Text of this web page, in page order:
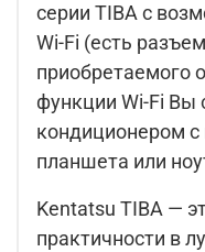
серии TIBA с
Wi-Fi (есть
приобретаемого
функции Wi-Fi Вы
кондиционером
планшета или
Kentatsu TIBA —
практичности в